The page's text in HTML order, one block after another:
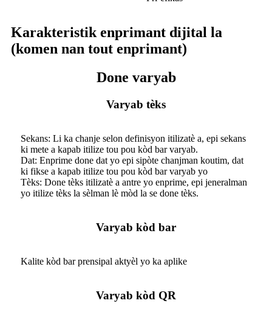
Karakteristik enprimant dijital la
(komen nan tout enprimant)
Done varyab
Varyab tèks
Sekans: Li ka chanje selon definisyon itilizatè a, epi sekans
ki mete a kapab itilize tou pou kòd bar varyab.
Dat: Enprime done dat yo epi sipòte chanjman koutim, dat
ki fikse a kapab itilize tou pou kòd bar varyab yo
Tèks: Done tèks itilizatè a antre yo enprime, epi jeneralman
yo itilize tèks la sèlman lè mòd la se done tèks.
Varyab kòd bar
Kalite kòd bar prensipal aktyèl yo ka aplike
Varyab kòd QR